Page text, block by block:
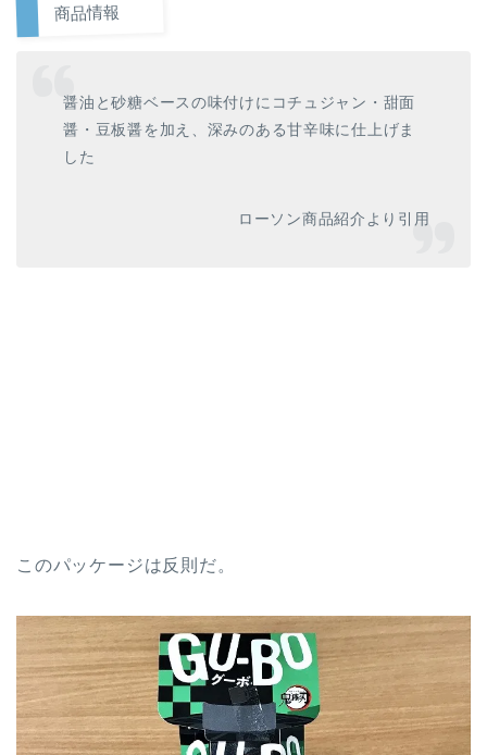
商品情報
醤油と砂糖ベースの味付けにコチュジャン・甜面
醤・豆板醤を加え、深みのある甘辛味に仕上げま
した
ローソン商品紹介より引用
このパッケージは反則だ。